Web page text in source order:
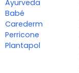
Ayurveda
Babé
Carederm
Perricone
Plantapol